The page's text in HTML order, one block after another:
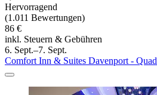
Hervorragend
(1.011 Bewertungen)
86 €
inkl. Steuern & Gebühren
6. Sept.–7. Sept.
Comfort Inn & Suites Davenport -